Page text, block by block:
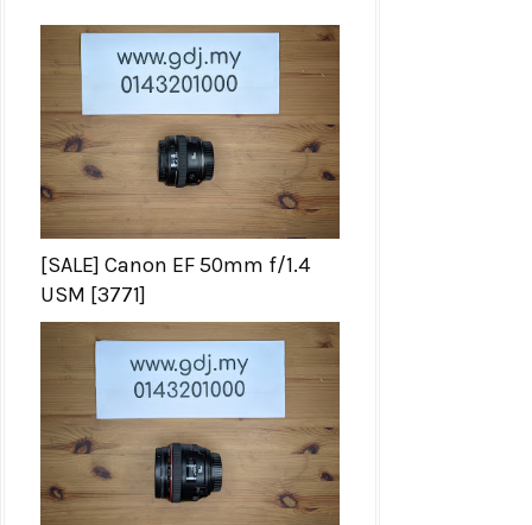
[SALE] Canon EF 50mm f/1.4
USM [3771]